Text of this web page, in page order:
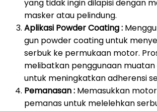
yang tidak ingin dilapisi dengan
masker atau pelindung.
Aplikasi Powder Coating :
gun powder coating untuk
serbuk ke permukaan motor.
melibatkan penggunaan
untuk meningkatkan adherensi
Pemanasan : Memasukkan
pemanas untuk melelehkan